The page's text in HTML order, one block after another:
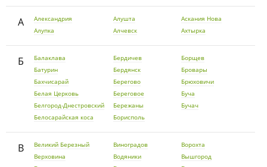
А
Александрия
Алупка
Алушта
Алчевск
Аскания Нова
Ахтырка
Б
Балаклава
Батурин
Бахчисарай
Белая Церковь
Белгород-Днестровский
Белосарайская коса
Бердичев
Бердянск
Берегово
Береговое
Бережаны
Борисполь
Борщев
Бровары
Брюховичи
Буча
Бучач
В
Великий Березный
Верховина
Виноградов
Водяники
Ворохта
Вышгород